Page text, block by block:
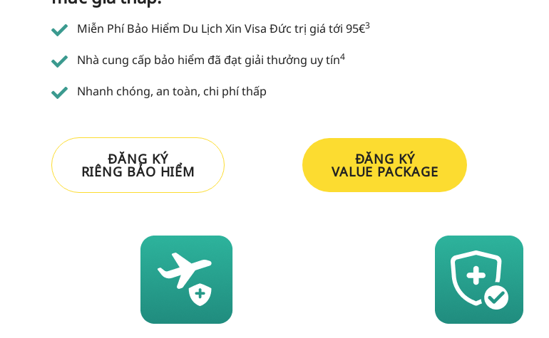
Miễn Phí Bảo Hiểm Du Lịch Xin Visa Đức trị giá tới 95€3
Nhà cung cấp bảo hiểm đã đạt giải thưởng uy tín4
Nhanh chóng, an toàn, chi phí thấp
ĐĂNG KÝ
RIÊNG BẢO HIỂM
ĐĂNG KÝ
VALUE PACKAGE